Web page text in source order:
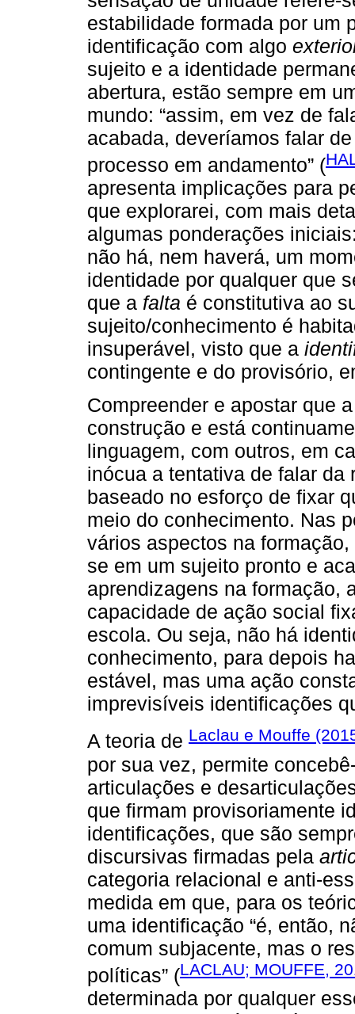
estabilidade formada por um
identificação com algo
sujeito e a identidade
abertura, estão sempre em
mundo: “assim, em vez de
acabada, deveríamos falar
processo em andamento” (
apresenta implicações para
que explorarei, com mais
algumas ponderações
não há, nem haverá, um
identidade por qualquer que
que a falta é constitutiva ao
sujeito/conhecimento é
insuperável, visto que a
contingente e do provisório,
Compreender e apostar que
construção e está
linguagem, com outros, em
inócua a tentativa de falar
baseado no esforço de fixar
meio do conhecimento. Nas
vários aspectos na
se em um sujeito pronto e
aprendizagens na formação,
capacidade de ação social
escola. Ou seja, não há
conhecimento, para depois
estável, mas uma ação
imprevisíveis identificações
A teoria de Laclau e Mouffe
por sua vez, permite
articulações e
que firmam provisoriamente
identificações, que são
discursivas firmadas pela
categoria relacional e anti-
medida em que, para os
uma identificação “é, então,
comum subjacente, mas o
políticas” (LACLAU; MOUFFE,
determinada por qualquer